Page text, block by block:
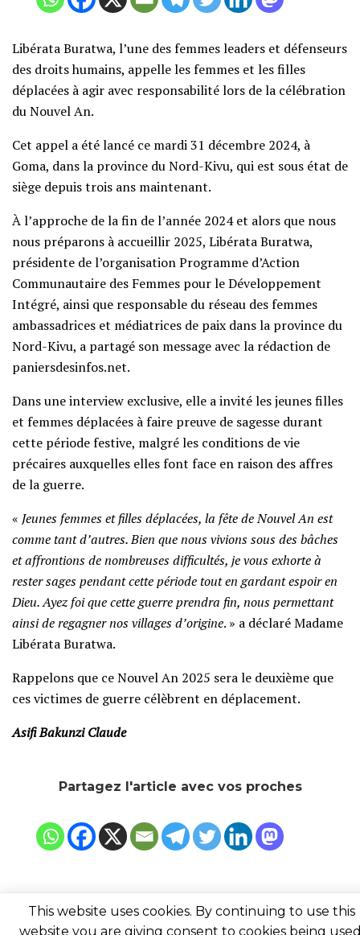
Libérata Buratwa, l’une des femmes leaders et défenseurs
des droits humains, appelle les femmes et les filles
déplacées à agir avec responsabilité lors de la célébration
du Nouvel An.
Cet appel a été lancé ce mardi 31 décembre 2024, à
Goma, dans la province du Nord-Kivu, qui est sous état de
siège depuis trois ans maintenant.
À l’approche de la fin de l’année 2024 et alors que nous
nous préparons à accueillir 2025, Libérata Buratwa,
présidente de l’organisation Programme d’Action
Communautaire des Femmes pour le Développement
Intégré, ainsi que responsable du réseau des femmes
ambassadrices et médiatrices de paix dans la province du
Nord-Kivu, a partagé son message avec la rédaction de
paniersdesinfos.net.
Dans une interview exclusive, elle a invité les jeunes filles
et femmes déplacées à faire preuve de sagesse durant
cette période festive, malgré les conditions de vie
précaires auxquelles elles font face en raison des affres
de la guerre.
« Jeunes femmes et filles déplacées, la fête de Nouvel An est
comme tant d’autres. Bien que nous vivions sous des bâches
et affrontions de nombreuses difficultés, je vous exhorte à
rester sages pendant cette période tout en gardant espoir en
Dieu. Ayez foi que cette guerre prendra fin, nous permettant
ainsi de regagner nos villages d’origine. » a déclaré Madame
Libérata Buratwa.
Rappelons que ce Nouvel An 2025 sera le deuxième que
ces victimes de guerre célèbrent en déplacement.
Asifi Bakunzi Claude
Partagez l'article avec vos proches
This website uses cookies. By continuing to use this
website you are giving consent to cookies being